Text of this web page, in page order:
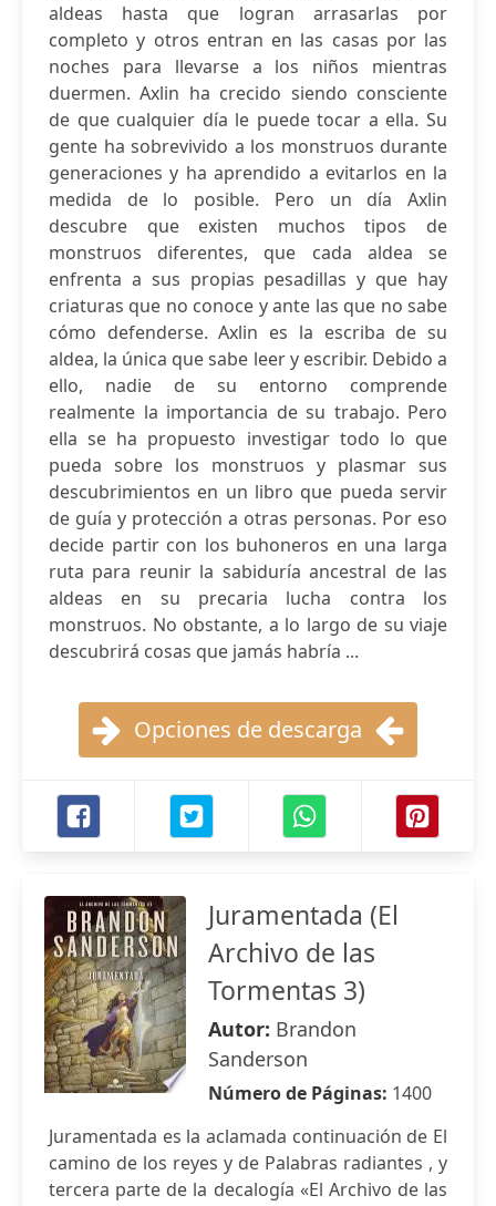
aldeas hasta que logran arrasarlas por
completo y otros entran en las casas por las
noches para llevarse a los niños mientras
duermen. Axlin ha crecido siendo consciente
de que cualquier día le puede tocar a ella. Su
gente ha sobrevivido a los monstruos durante
generaciones y ha aprendido a evitarlos en la
medida de lo posible. Pero un día Axlin
descubre que existen muchos tipos de
monstruos diferentes, que cada aldea se
enfrenta a sus propias pesadillas y que hay
criaturas que no conoce y ante las que no sabe
cómo defenderse. Axlin es la escriba de su
aldea, la única que sabe leer y escribir. Debido a
ello, nadie de su entorno comprende
realmente la importancia de su trabajo. Pero
ella se ha propuesto investigar todo lo que
pueda sobre los monstruos y plasmar sus
descubrimientos en un libro que pueda servir
de guía y protección a otras personas. Por eso
decide partir con los buhoneros en una larga
ruta para reunir la sabiduría ancestral de las
aldeas en su precaria lucha contra los
monstruos. No obstante, a lo largo de su viaje
descubrirá cosas que jamás habría ...
Opciones de descarga
Juramentada (El
Archivo de las
Tormentas 3)
Autor: Brandon
Sanderson
Número de Páginas: 1400
Juramentada es la aclamada continuación de El
camino de los reyes y de Palabras radiantes , y
tercera parte de la decalogía «El Archivo de las